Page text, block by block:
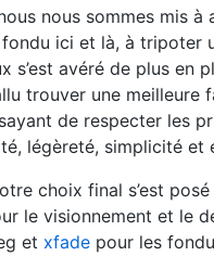
nous sommes mis à
ici et là, à tripoter
s’est avéré de plus en
trouver une meilleure
de respecter les
légèreté, simplicité et
choix final s’est posé
le visionnement et le
et xfade pour les